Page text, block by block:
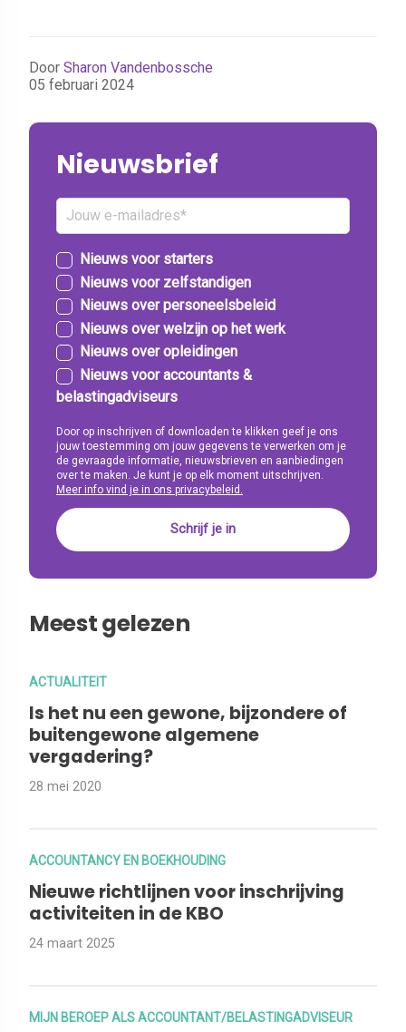
Door Sharon Vandenbossche
05 februari 2024
Nieuwsbrief
Nieuws voor starters
Nieuws voor zelfstandigen
Nieuws over personeelsbeleid
Nieuws over welzijn op het werk
Nieuws over opleidingen
Nieuws voor accountants &
belastingadviseurs
Door op inschrijven of downloaden te klikken geef je ons
jouw toestemming om jouw gegevens te verwerken om je
de gevraagde informatie, nieuwsbrieven en aanbiedingen
over te maken. Je kunt je op elk moment uitschrijven.
Meer info vind je in ons privacybeleid.
Meest gelezen
ACTUALITEIT
Is het nu een gewone, bijzondere of
buitengewone algemene
vergadering?
28 mei 2020
ACCOUNTANCY EN BOEKHOUDING
Nieuwe richtlijnen voor inschrijving
activiteiten in de KBO
24 maart 2025
MIJN BEROEP ALS ACCOUNTANT/BELASTINGADVISEUR